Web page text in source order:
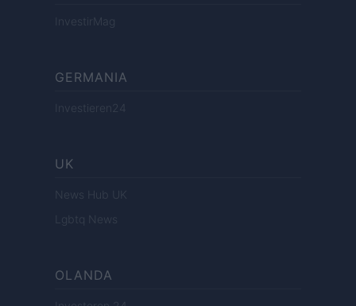
InvestirMag
GERMANIA
Investieren24
UK
News Hub UK
Lgbtq News
OLANDA